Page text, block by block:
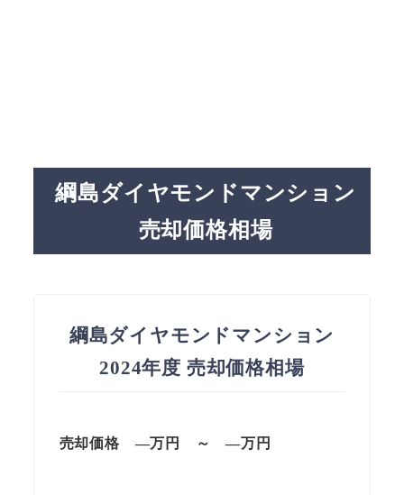
綱島ダイヤモンドマンション
売却価格相場
綱島ダイヤモンドマンション
2024年度 売却価格相場
売却価格 —万円 ～ —万円